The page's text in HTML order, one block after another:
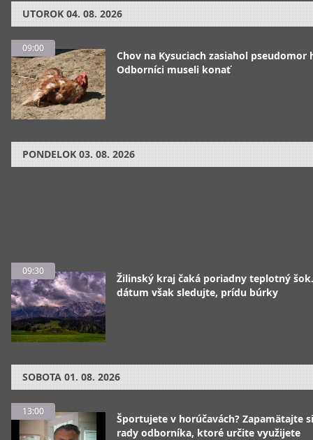
UTOROK 04. 08. 2026
09:00
Chov na Kysuciach zasiahol pseudomor
Odborníci museli konať
PONDELOK 03. 08. 2026
09:30
Žilinský kraj čaká poriadny teplotný
dátum však sledujte, prídu búrky
SOBOTA 01. 08. 2026
13:00
Športujete v horúčavách? Zapamätajte
rady odborníka, ktoré určite využijete